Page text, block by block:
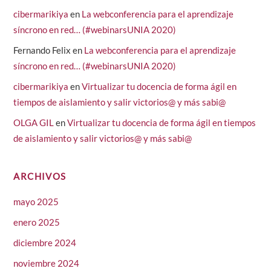
cibermarikiya en La webconferencia para el aprendizaje
síncrono en red… (#webinarsUNIA 2020)
Fernando Felix en La webconferencia para el aprendizaje
síncrono en red… (#webinarsUNIA 2020)
cibermarikiya enVirtualizar tu docencia de forma ágil en
tiempos de aislamiento y salir victorios@ y más sabi@
OLGA GILenVirtualizar tu docencia de forma ágil en tiempos
de aislamiento y salir victorios@ y más sabi@
ARCHIVOS
mayo 2025
enero 2025
diciembre 2024
noviembre 2024